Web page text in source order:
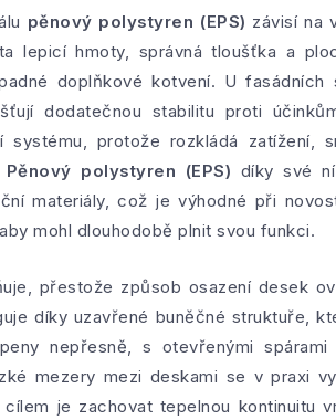
pěnový polystyren (EPS) závisí na
lepicí hmoty, správná tloušťka a
doplňkové kotvení. U
dodatečnou stabilitu proti
protože rozkládá zatížení,
Pěnový polystyren (EPS) díky své
materiály, což je výhodné při
mohl dlouhodobě plnit svou funkci.
přestože způsob osazení desek
díky uzavřené buněčné struktuře,
nepřesně, s otevřenými spárami
mezery mezi deskami se v praxi
je zachovat tepelnou kontinuitu